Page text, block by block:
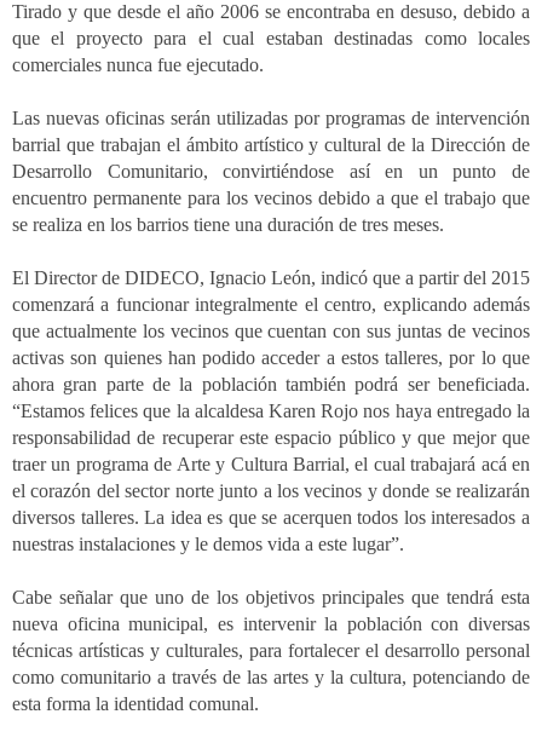
Tirado y que desde el año 2006 se encontraba en desuso, debido a
que el proyecto para el cual estaban destinadas como locales
comerciales nunca fue ejecutado.
Las nuevas oficinas serán utilizadas por programas de intervención
barrial que trabajan el ámbito artístico y cultural de la Dirección de
Desarrollo Comunitario, convirtiéndose así en un punto de
encuentro permanente para los vecinos debido a que el trabajo que
se realiza en los barrios tiene una duración de tres meses.
El Director de DIDECO, Ignacio León, indicó que a partir del 2015
comenzará a funcionar integralmente el centro, explicando además
que actualmente los vecinos que cuentan con sus juntas de vecinos
activas son quienes han podido acceder a estos talleres, por lo que
ahora gran parte de la población también podrá ser beneficiada.
“Estamos felices que la alcaldesa Karen Rojo nos haya entregado la
responsabilidad de recuperar este espacio público y que mejor que
traer un programa de Arte y Cultura Barrial, el cual trabajará acá en
el corazón del sector norte junto a los vecinos y donde se realizarán
diversos talleres. La idea es que se acerquen todos los interesados a
nuestras instalaciones y le demos vida a este lugar”.
Cabe señalar que uno de los objetivos principales que tendrá esta
nueva oficina municipal, es intervenir la población con diversas
técnicas artísticas y culturales, para fortalecer el desarrollo personal
como comunitario a través de las artes y la cultura, potenciando de
esta forma la identidad comunal.